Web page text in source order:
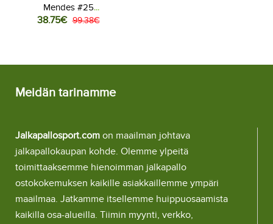
Mendes #25
Jalkapallovaatteet Naisten
38.75€ 99.38€
Meidän tarinamme
Jalkapallosport.com on maailman johtava
jalkapallokaupan kohde. Olemme ylpeitä
toimittaaksemme hienoimman jalkapallo
ostokokemuksen kaikille asiakkaillemme ympäri
maailmaa. Jatkamme itsellemme huippuosaamista
kaikilla osa-alueilla. Tiimin myynti, verkko,